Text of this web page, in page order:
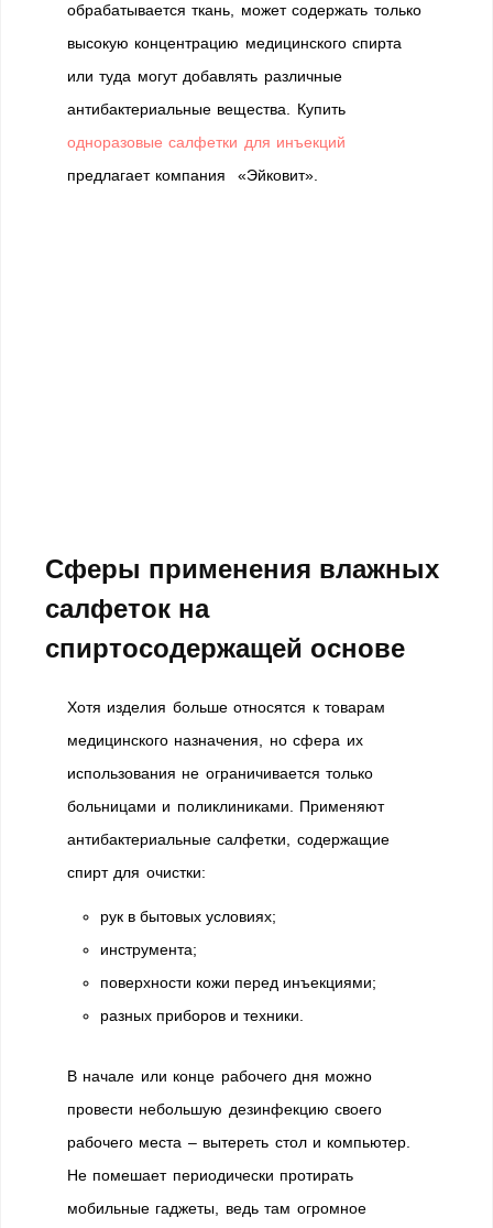
обрабатывается ткань, может содержать только
высокую концентрацию медицинского спирта
или туда могут добавлять различные
антибактериальные вещества. Купить
одноразовые салфетки для инъекций
предлагает компания «Эйковит».
Сферы применения влажных
салфеток на
спиртосодержащей основе
Хотя изделия больше относятся к товарам
медицинского назначения, но сфера их
использования не ограничивается только
больницами и поликлиниками. Применяют
антибактериальные салфетки, содержащие
спирт для очистки:
рук в бытовых условиях;
инструмента;
поверхности кожи перед инъекциями;
разных приборов и техники.
В начале или конце рабочего дня можно
провести небольшую дезинфекцию своего
рабочего места – вытереть стол и компьютер.
Не помешает периодически протирать
мобильные гаджеты, ведь там огромное